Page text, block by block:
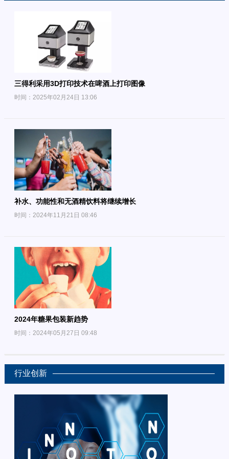
三得利采用3D打印技术在啤酒上打印图像
时间：2025年02月24日 13:06
补水、功能性和无酒精饮料将继续增长
时间：2024年11月21日 08:46
2024年糖果包装新趋势
时间：2024年05月27日 09:48
行业创新